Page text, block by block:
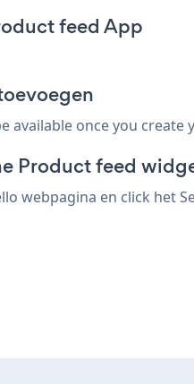
feed App
available once you create
Product feed
webpagina en click het